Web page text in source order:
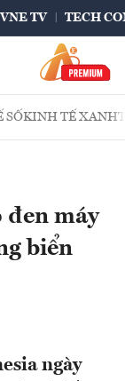
VNE TV TECH
SỐKINH TẾ XANH
máy
biển
ngày